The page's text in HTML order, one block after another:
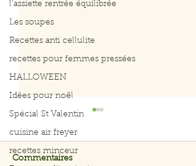
l'assiette rentrée équilibrée
Les soupes
Recettes anti cellulite
recettes pour femmes pressées
HALLOWEEN
Idées pour noël
Spécial St Valentin
cuisine air freyer
recettes minceur
Commentaires